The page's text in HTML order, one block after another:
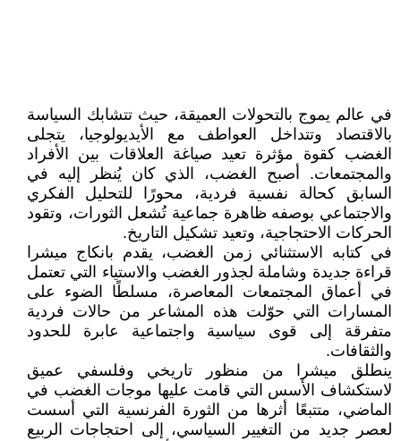
في عالم يموج بالتحولات العميقة، حيث تتشابك السياسة
بالاقتصاد وتتداخل العواطف مع الأيديولوجيا، يتجلى
الغضب كقوة مؤثرة تعيد صياغة العلاقات بين الأفراد
والمجتمعات. أصبح الغضب، الذي كان يُنظر إليه في
السابق كحالة نفسية فردية، محورًا للتحليل الفكري
والاجتماعي بوصفه ظاهرة جماعية تُشعل الثورات، وتقود
الحركات الاحتجاجية، وتعيد تشكيل التاريخ.
في كتابه الاستثنائي زمن الغضب، يقدم بانكاج ميشرا
قراءة جديدة وشاملة لجذور الغضب والاستياء التي تعتمل
في أعماق المجتمعات المعاصرة، مسلطًا الضوء على
المسارات التي حوّلت هذه المشاعر من حالات فردية
متفرقة إلى قوى سياسية واجتماعية عابرة للحدود
والثقافات.
ينطلق ميشرا من منظور تاريخي وفلسفي عميق
لاستكشاف الأسس التي قامت عليها موجات الغضب في
الماضي، متتبعًا أثرها من الثورة الفرنسية التي أسست
لعصر جديد من التغيير السياسي، إلى احتجاجات الربيع